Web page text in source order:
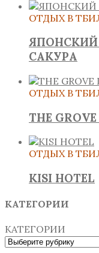
ОТДЫХ В
ЯПОНСКИЙ
САКУРА
ОТДЫХ В
THE
ОТДЫХ В
KISI HOTEL
КАТЕГОРИИ
КАТЕГОРИИ